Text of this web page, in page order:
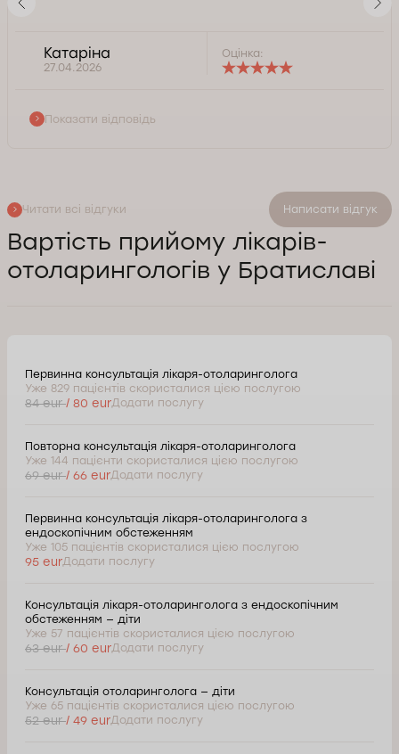
Катаріна
27.04.2026
Оцінка:
Показати відповідь
Читати всі відгуки Написати відгук
Вартість прийому лікарів-
отоларингологів у Братиславі
Первинна консультація лікаря-отоларинголога
Уже 829 пацієнтів скористалися цією послугою
84 eur/ 80 eurДодати послугу
Повторна консультація лікаря-отоларинголога
Уже 144 пацієнти скористалися цією послугою
69 eur/ 66 eurДодати послугу
Первинна консультація лікаря-отоларинголога з
ендоскопічним обстеженням
Уже 105 пацієнтів скористалися цією послугою
95 eurДодати послугу
Консультація лікаря-отоларинголога з ендоскопічним
обстеженням — діти
Уже 57 пацієнтів скористалися цією послугою
63 eur/ 60 eurДодати послугу
Консультація отоларинголога — діти
Уже 65 пацієнтів скористалися цією послугою
52 eur/ 49 eurДодати послугу